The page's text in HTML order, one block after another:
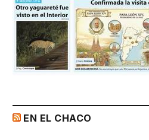
EN EL CHACO